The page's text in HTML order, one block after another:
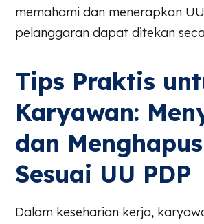
memahami dan menerapkan
pelanggaran dapat ditekan
Tips Praktis
Karyawan:
dan
Sesuai UU PDP
Dalam keseharian kerja,